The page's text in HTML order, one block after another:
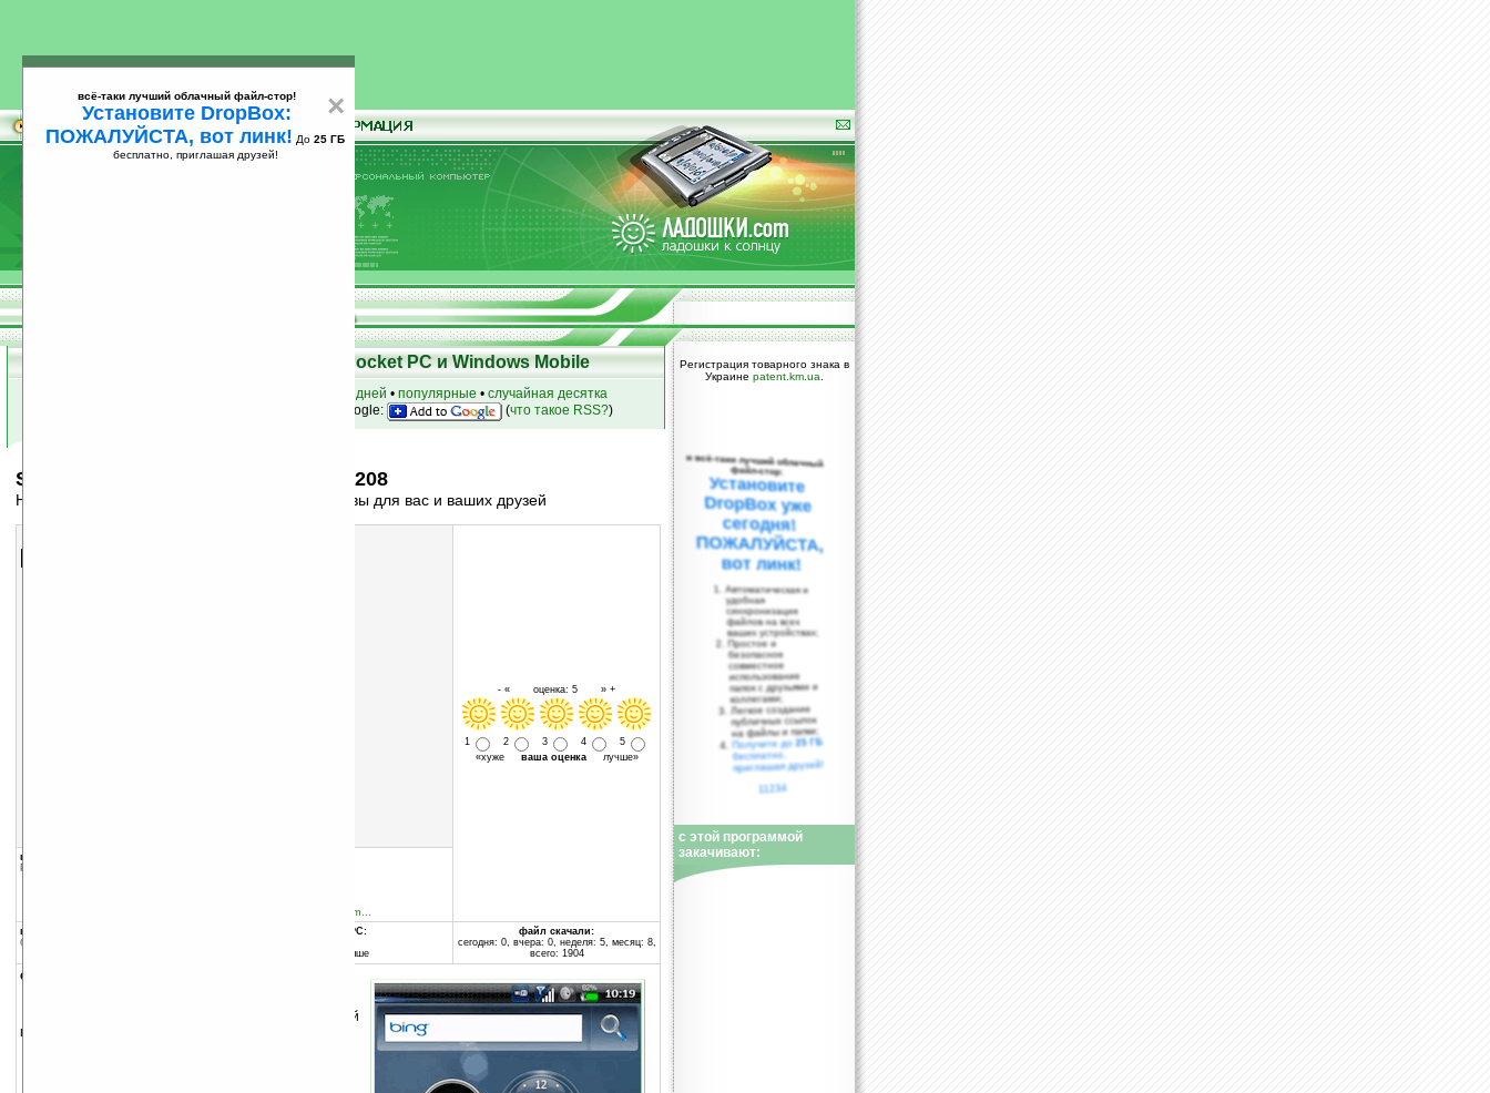
25
Скачать программы для КПК Pocket PC и Windows Mobile
за 7 дней • популярные • случайная десятка
на Google: (что такое RSS?)
Salat Reminder v0.9.8.9 Build 20120208
Напоминание времени мусульманской молитвы для вас и ваших друзей
- « оценка: 5 » +
1 2 3 4
5
«хуже ваша оценкалучше»
группы программы:
Разное
forum.xda-developers.com...
программа:
бесплатная
совместима с Pocket PC:
Windows Mobile 6.0 и выше
файл скачали:
сегодня: 0, вчера: 0, неделя: 5, месяц: 8,
всего: 1904
описание:
Напоминание времени мусульманской
молитвы для вас и ваших друзей.
Регистрация товарного знака в
Украине patent.km.ua
×
всё-таки лучший облачный файл-стор!
Установите DropBox:
ПОЖАЛУЙСТА, вот линк! До 25 ГБ
бесплатно, приглашая друзей!
и всё-таки лучший облачный
файл-стор:
Установите
DropBox уже
сегодня!
ПОЖАЛУЙСТА,
вот линк!
Автоматическая и
удобная
синхронизация
файлов на всех
ваших устройствах;
Простое и
безопасное
совместное
использование
папок с друзьями и
коллегами;
Легкое создание
публичных ссылок
на файлы и папки;
Получите до25 ГБ
бесплатно,
приглашая друзей!
11234
с этой программой
закачивают: